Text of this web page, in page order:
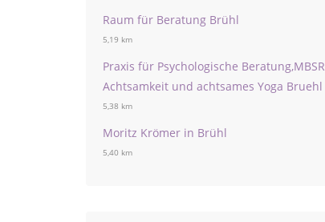
Raum für Beratung Brühl
5,19 km
Praxis für Psychologische Beratung,MBSR
Achtsamkeit und achtsames Yoga Bruehl
5,38 km
Moritz Krömer in Brühl
5,40 km